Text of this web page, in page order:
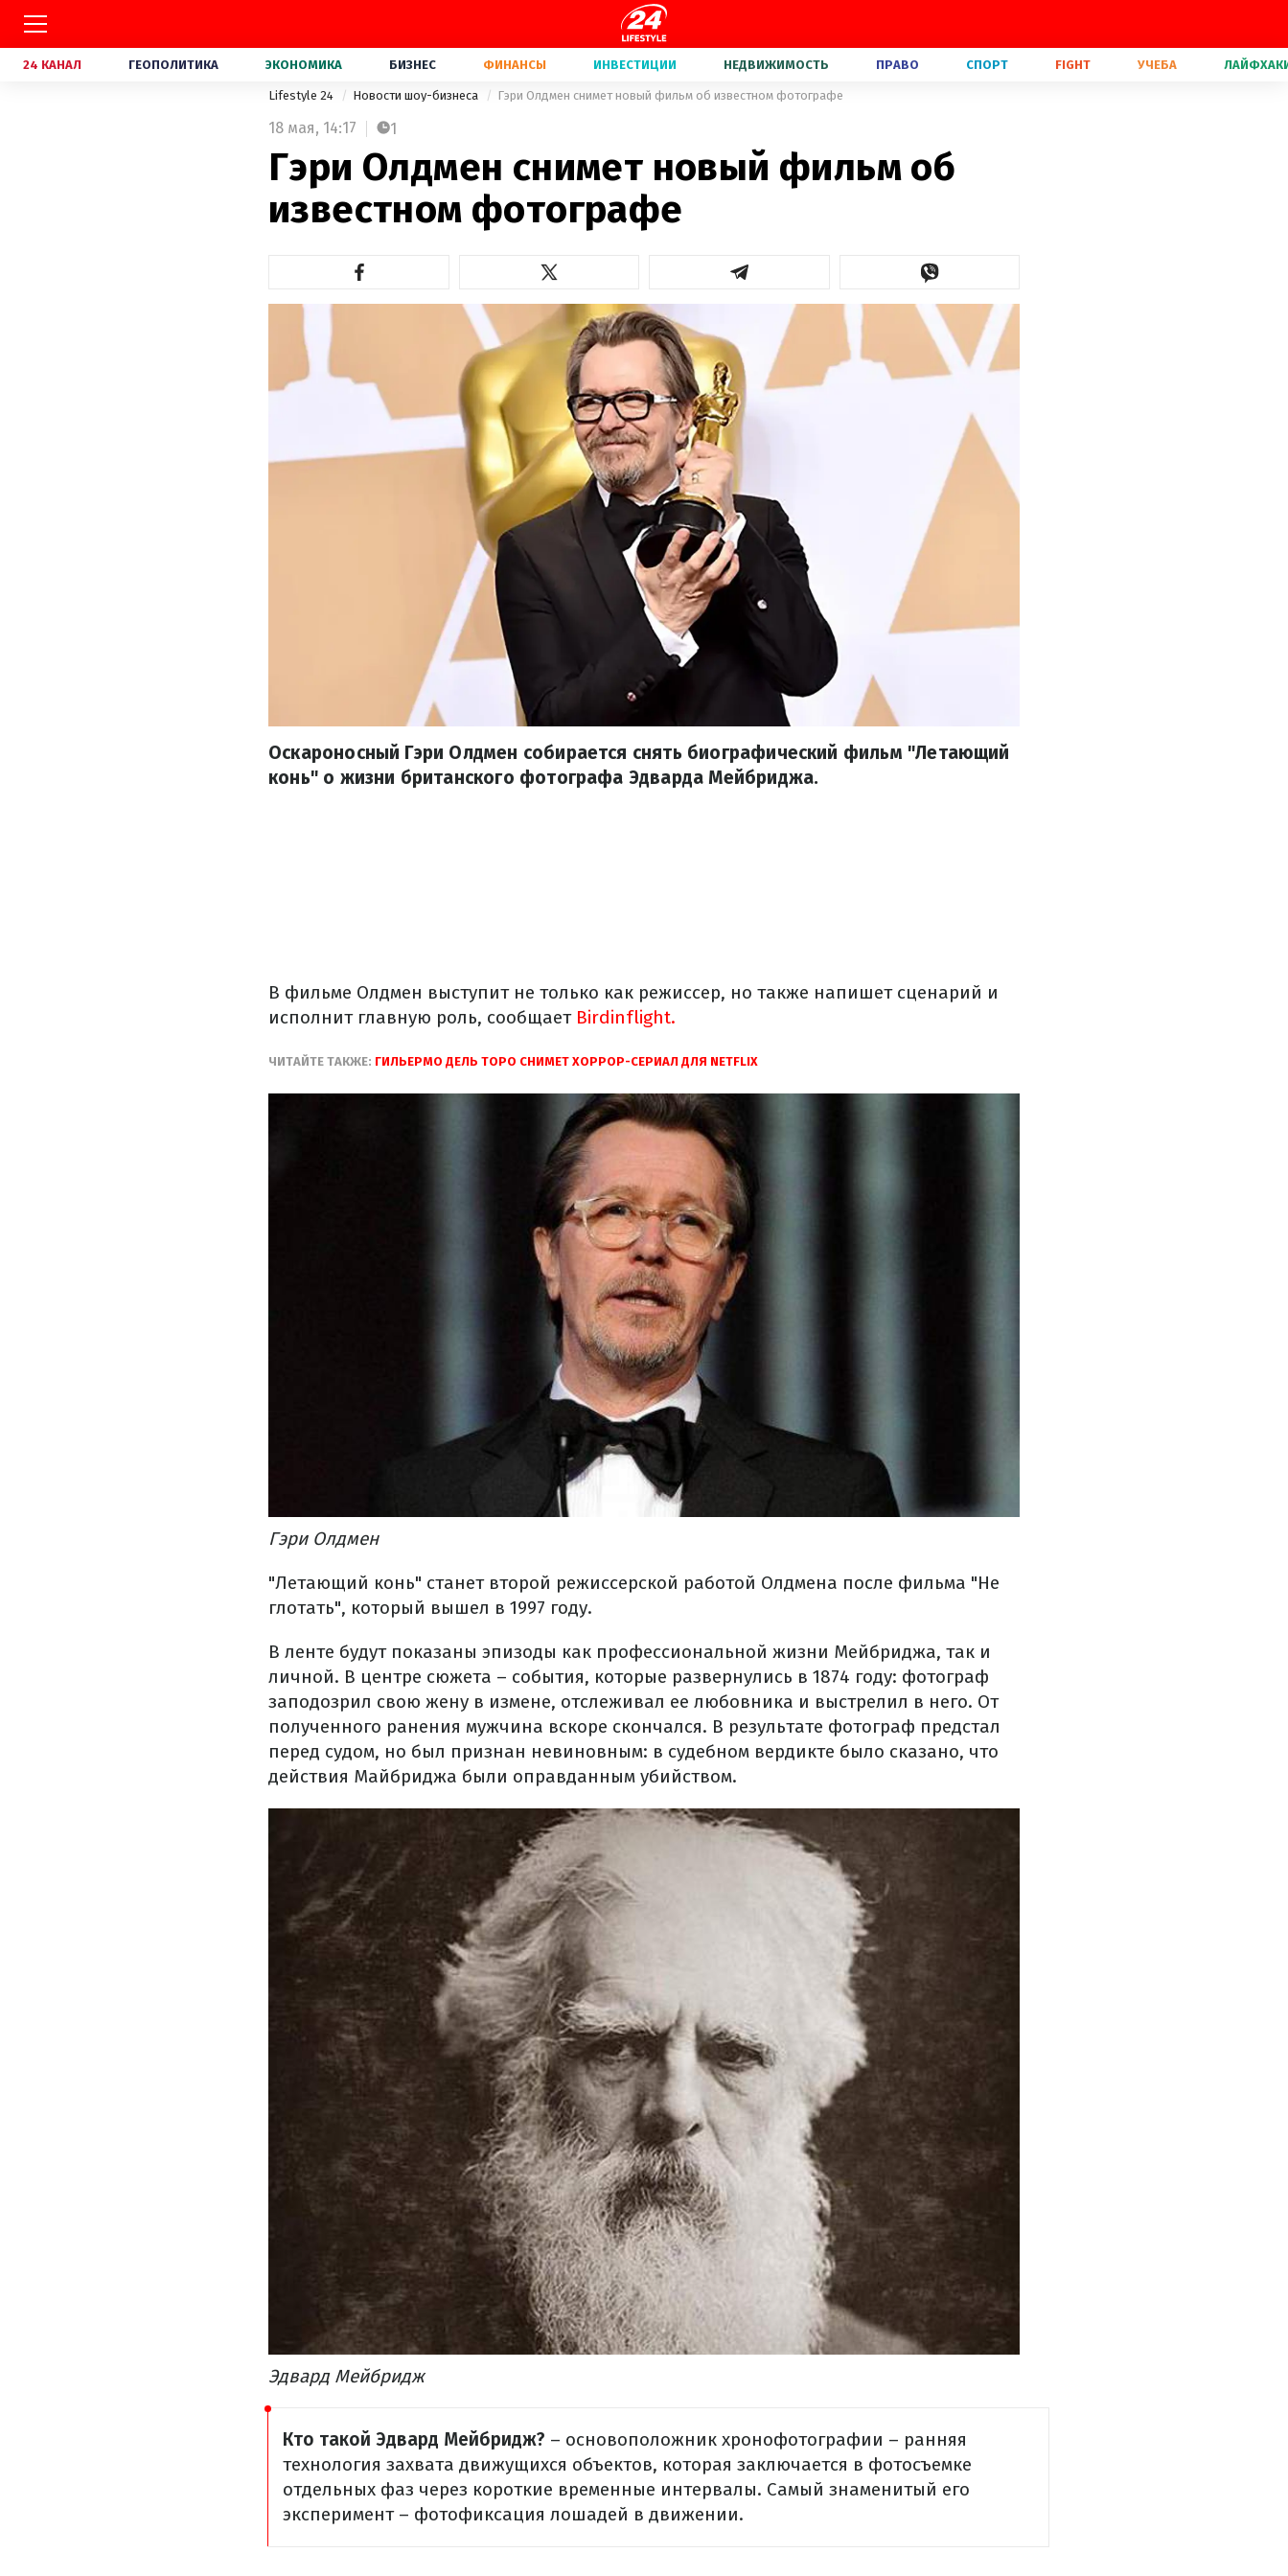
24 КАНАЛ ГЕОПОЛИТИКА ЭКОНОМИКА БИЗНЕС ФИНАНСЫ ИНВЕСТИЦИИ НЕДВИЖИМОСТЬ ПРАВО СПОРТ FIGHT УЧЕБА
Lifestyle 24 Новости шоу-бизнеса Гэри Олдмен снимет новый фильм об известном фотографе
18 мая, 14:17 1
Гэри Олдмен снимет новый фильм об
известном фотографе
Оскароносный Гэри Олдмен собирается снять биографический фильм "Летающий
конь" о жизни британского фотографа Эдварда Мейбриджа.
В фильме Олдмен выступит не только как режиссер, но также напишет сценарий и
исполнит главную роль, сообщает Birdinflight.
ЧИТАЙТЕ ТАКЖЕ: ГИЛЬЕРМО ДЕЛЬ ТОРО СНИМЕТ ХОРРОР-СЕРИАЛ ДЛЯ NETFLIX
Гэри Олдмен
"Летающий конь" станет второй режиссерской работой Олдмена после фильма "Не
глотать", который вышел в 1997 году.
В ленте будут показаны эпизоды как профессиональной жизни Мейбриджа, так и
личной. В центре сюжета – события, которые развернулись в 1874 году: фотограф
заподозрил свою жену в измене, отслеживал ее любовника и выстрелил в него. От
полученного ранения мужчина вскоре скончался. В результате фотограф предстал
перед судом, но был признан невиновным: в судебном вердикте было сказано, что
действия Майбриджа были оправданным убийством.
Эдвард Мейбридж
Кто такой Эдвард Мейбридж? – основоположник хронофотографии – ранняя
технология захвата движущихся объектов, которая заключается в фотосъемке
отдельных фаз через короткие временные интервалы. Самый знаменитый его
эксперимент – фотофиксация лошадей в движении.